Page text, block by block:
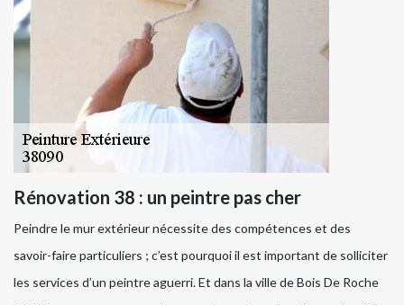
Rénovation 38 : un peintre pas cher
Peindre le mur extérieur nécessite des compétences et des
savoir-faire particuliers ; c’est pourquoi il est important de solliciter
les services d’un peintre aguerri. Et dans la ville de Bois De Roche